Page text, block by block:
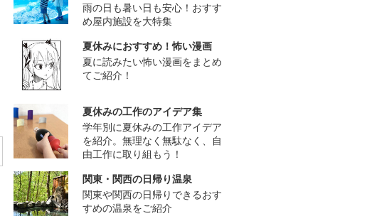
雨の日も暑い日も安心！おすす
め屋内施設を大特集
夏休みにおすすめ！怖い漫画
夏に読みたい怖い漫画をまとめ
てご紹介！
夏休みの工作のアイデア集
学年別に夏休みの工作アイデア
を紹介。無理なく無駄なく、自
由工作に取り組もう！
関東・関西の日帰り温泉
関東や関西の日帰りできるおす
すめの温泉をご紹介